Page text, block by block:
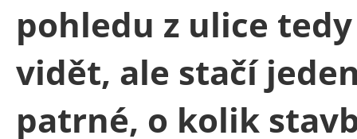
pohledu z ulice
vidět, ale stačí
patrné, o kolik